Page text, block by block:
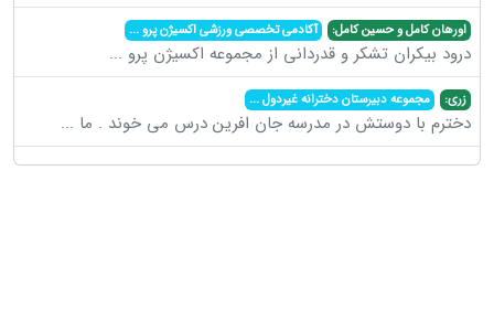
اورهان کامل و حسین کامل: آکادمی تخصصی ورزشی اکسیژن پرو...
درود بیکران تشکر و قدردانی از مجموعه اکسیژن پرو ...
زری: مجموعه دبیرستان دخترانه غیردول...
دخترم با دوستش در مدرسه جان افرین درس می خوند . ما ...